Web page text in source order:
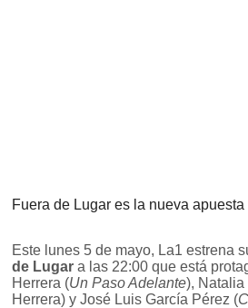
Fuera de Lugar es la nueva
Este lunes 5 de mayo, La1 estrena
de Lugar a las 22:00 que está
Herrera (Un Paso Adelante),
Herrera) y José Luis García Pérez (